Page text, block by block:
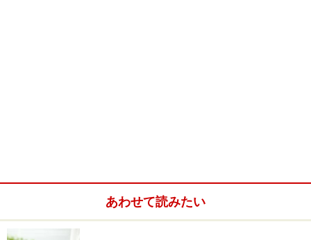
あります。運悪く取引先が倒産するとか…不吉ですが十
あわせて読みたい